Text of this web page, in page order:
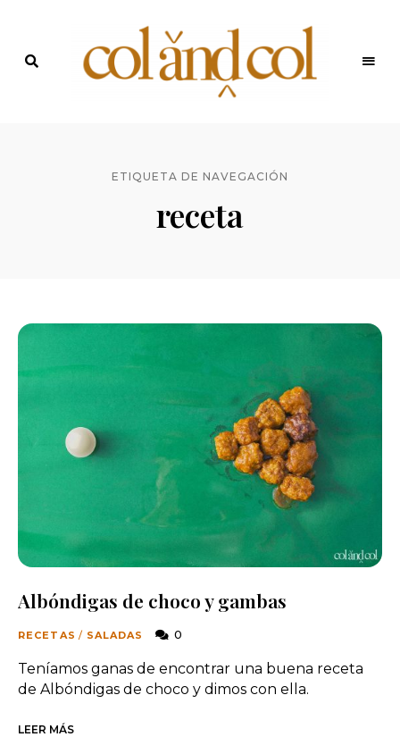
ColandCol
ETIQUETA DE NAVEGACIÓN
receta
Albóndigas de choco y gambas
RECETAS / SALADAS 0
Teníamos ganas de encontrar una buena receta
de Albóndigas de choco y dimos con ella.
LEER MÁS